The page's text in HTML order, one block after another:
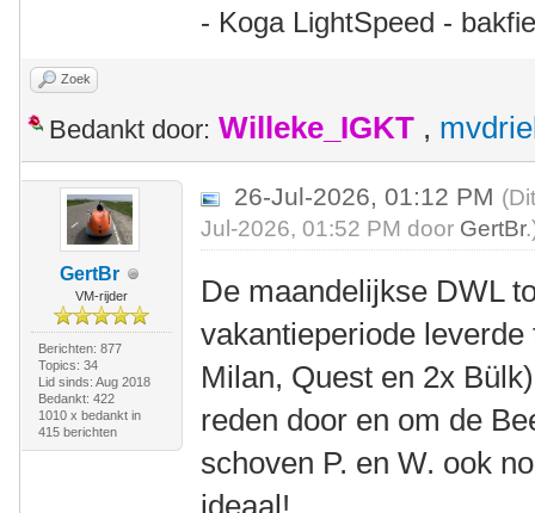
- Koga LightSpeed -
Zoek
Bedankt door: Willeke_IGKT ,
GertBr
VM-rijder
Berichten: 877
Topics: 34
Lid sinds: Aug 2018
Bedankt: 422
1010 x bedankt in
415 berichten
26-Jul-2026, 01:12 PM
Jul-2026, 01:52 PM door GertBr
De maandelijkse DWL
vakantieperiode
Milan, Quest en 2x
reden door en om de
schoven P. en W. ook